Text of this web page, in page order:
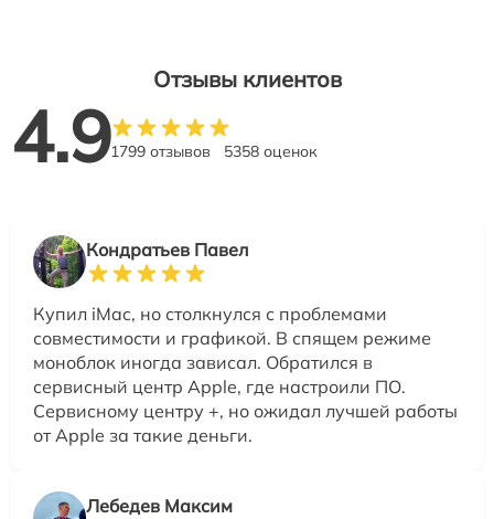
Отзывы клиентов
4.91799 отзывов 5358 оценок
Кондратьев Павел
Купил iMac, но столкнулся с проблемами
совместимости и графикой. В спящем режиме
моноблок иногда зависал. Обратился в
сервисный центр Apple, где настроили ПО.
Сервисному центру +, но ожидал лучшей работы
от Apple за такие деньги.
Лебедев Максим